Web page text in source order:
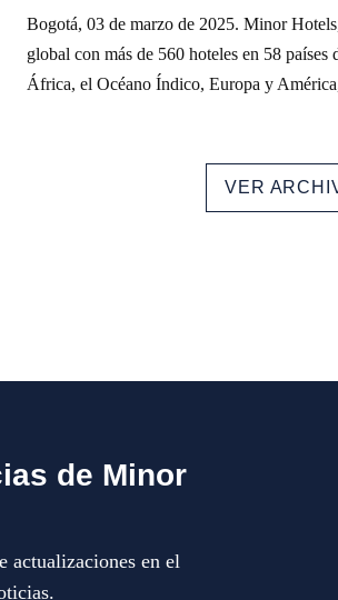
Bogotá, 03 de marzo de 2025. Minor
global con más de 560 hoteles en 58
África, el Océano Índico, Europa y
VER
de Minor
actualizaciones en el